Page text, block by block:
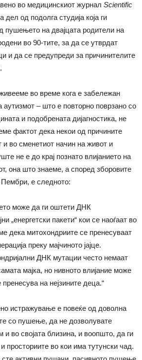
во медицинскиот журнал Scientific
дел од подолга студија која ги
пушењето на двајцата родители на
во 90-тите, за да се утврдат
и да се предупреди за причинителите
во време кога е забележан
аутизмот – што е повторно поврзано со
и подобрената дијагностика, не
фактот дека некои од причините
и во сменетиот начин на живот и
не е до крај познато влијанието на
она што знаеме, а според зборовите
е следното:
може да ги оштети ДНК
„енергетски пакети“ кои се наоѓаат во
дека митохондриите се пренесуваат
преку мајчиното јајце.
ДНК мутации често немаат
мајка, но нивното влијание може
на нејзините деца.“
истражување е повеќе од доволна
со пушење, да не дозволувате
и во својата близина, и воопшто, да ги
просториите во кои има тутунски чад.